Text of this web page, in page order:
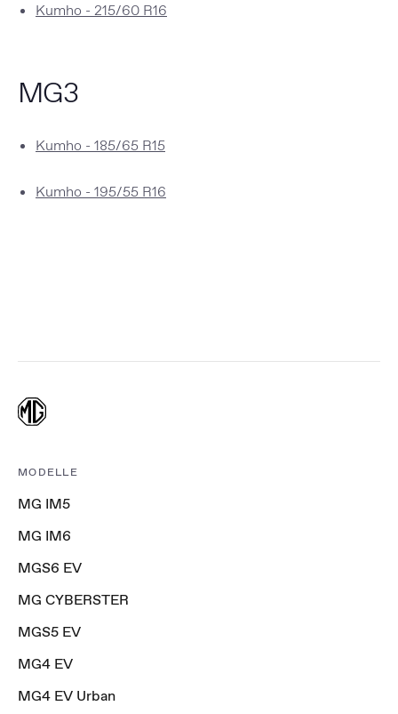
Kumho - 215/60 R16
MG3
Kumho - 185/65 R15
Kumho - 195/55 R16
MODELLE
MG IM5
MG IM6
MGS6 EV
MG CYBERSTER
MGS5 EV
MG4 EV
MG4 EV Urban